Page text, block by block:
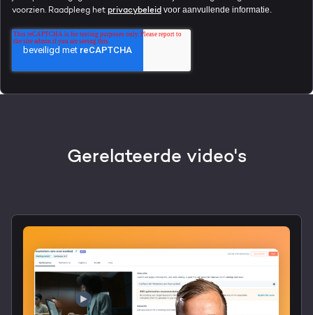
voorzien. Raadpleeg het privacybeleid voor aanvullende informatie.
Gerelateerde video's